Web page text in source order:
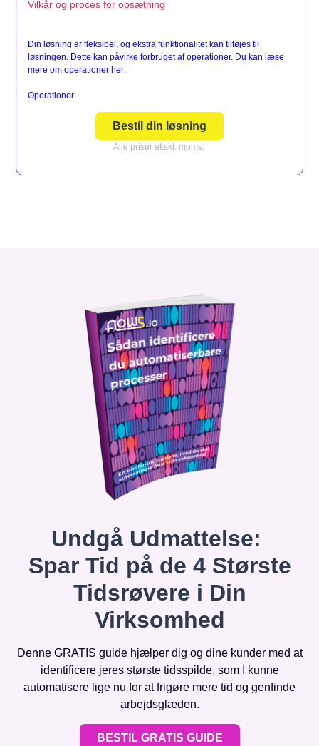
Vilkår og proces for opsætning
Din løsning er fleksibel, og ekstra funktionalitet kan tilføjes til
løsningen. Dette kan påvirke forbruget af operationer. Du kan læse
mere om operationer her:
Operationer
Bestil din løsning
Alle priser ekskl. moms.
Undgå Udmattelse:
Spar Tid på de 4 Største
Tidsrøvere i Din
Virksomhed
Denne GRATIS guide hjælper dig og dine kunder med at
identificere jeres største tidsspilde, som I kunne
automatisere lige nu for at frigøre mere tid og genfinde
arbejdsglæden.
BESTIL GRATIS GUIDE